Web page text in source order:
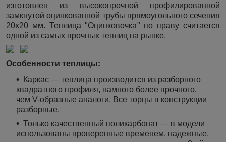
изготовлен из высокопрочной профилированной
замкнутой оцинкованной трубы прямоугольного сечения
20х20 мм. Теплица "Оцинковочка" по праву считается
одной из самых прочных теплиц на рынке.
Особенности теплицы:
Каркас — теплица производится из разборного
квадратного профиля, намного более прочного,
чем V-образные аналоги. Все торцы в конструкции
разборные.
Только качественный поликарбонат — в модели
использованы проверенные временем, надежные,